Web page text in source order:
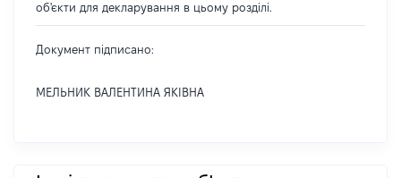
об'єкти для декларування в цьому розділі.
Документ підписано:
МЕЛЬНИК ВАЛЕНТИНА ЯКІВНА